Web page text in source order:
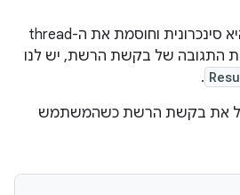
היא סינכרונית וחוסמת את ה-thread
התגובה של בקשת הרשת, יש לנו
.
את בקשת הרשת כשהמשתמש